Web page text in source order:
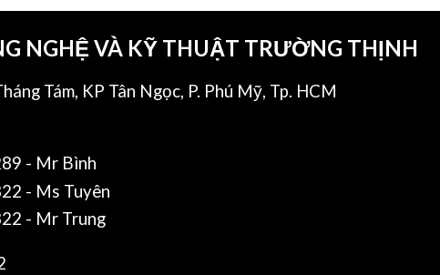
NGHỆ VÀ KỸ THUẬT TRƯỜNG THỊNH
Tám, KP Tân Ngọc, P. Phú Mỹ, Tp. HCM
- Mr Bình
- Ms Tuyên
- Mr Trung